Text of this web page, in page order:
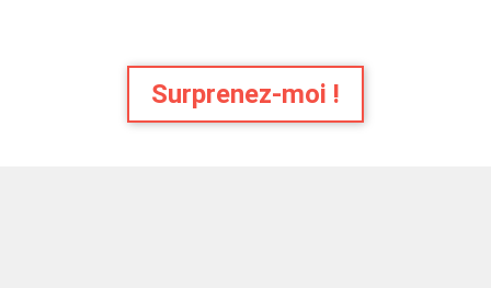
Surprenez-moi !